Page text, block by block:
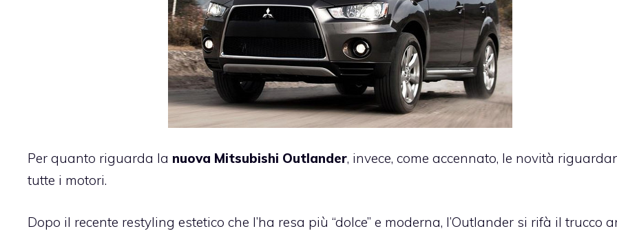
Per quanto riguarda la nuova Mitsubishi Outlander, invece, come accennato, le novità
tutte i motori.
Dopo il recente restyling estetico che l’ha resa più “dolce” e moderna, l’Outlander si rifà il trucco